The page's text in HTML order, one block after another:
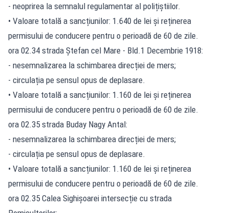
- neoprirea la semnalul regulamentar al polițiștiilor.
• Valoare totală a sancțiunilor: 1.640 de lei și reținerea
permisului de conducere pentru o perioadă de 60 de zile.
ora 02.34 strada Ștefan cel Mare - Bld.1 Decembrie 1918:
- nesemnalizarea la schimbarea direcției de mers;
- circulația pe sensul opus de deplasare.
• Valoare totală a sancțiunilor: 1.160 de lei și reținerea
permisului de conducere pentru o perioadă de 60 de zile.
ora 02.35 strada Buday Nagy Antal:
- nesemnalizarea la schimbarea direcției de mers;
- circulația pe sensul opus de deplasare.
• Valoare totală a sancțiunilor: 1.160 de lei și reținerea
permisului de conducere pentru o perioadă de 60 de zile.
ora 02.35 Calea Sighișoarei intersecție cu strada